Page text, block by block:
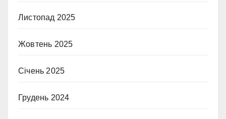
Листопад 2025
Жовтень 2025
Січень 2025
Грудень 2024